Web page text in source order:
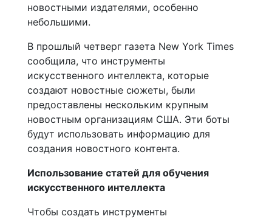
новостными издателями, особенно
небольшими.
В прошлый четверг газета New York Times
сообщила, что инструменты
искусственного интеллекта, которые
создают новостные сюжеты, были
предоставлены нескольким крупным
новостным организациям США. Эти боты
будут использовать информацию для
создания новостного контента.
Использование статей для обучения
искусственного интеллекта
Чтобы создать инструменты